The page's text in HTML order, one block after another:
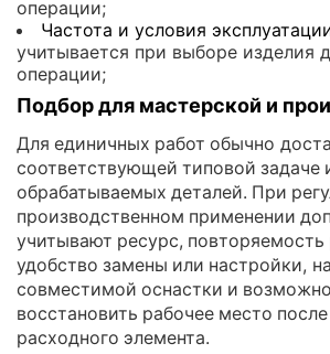
операции;
Частота и условия
учитывается при выборе изделия
операции;
Подбор для мастерской и
Для единичных работ обычно
соответствующей типовой задаче
обрабатываемых деталей. При
производственном применении
учитывают ресурс, повторяемость
удобство замены или настройки,
совместимой оснастки и
восстановить рабочее место
расходного элемента.